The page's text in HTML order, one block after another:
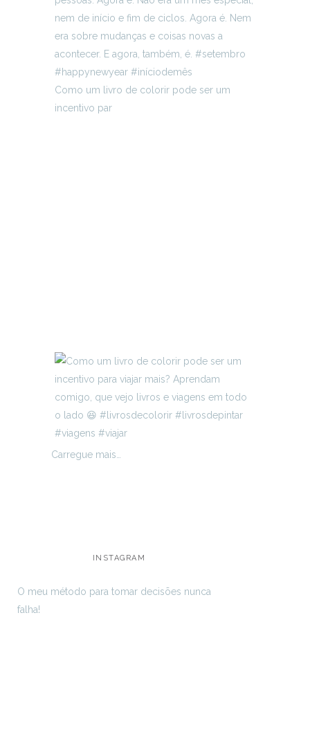
Como um livro de colorir pode ser um
incentivo par
Carregue mais…
INSTAGRAM
O meu método para tomar decisões nunca
falha!